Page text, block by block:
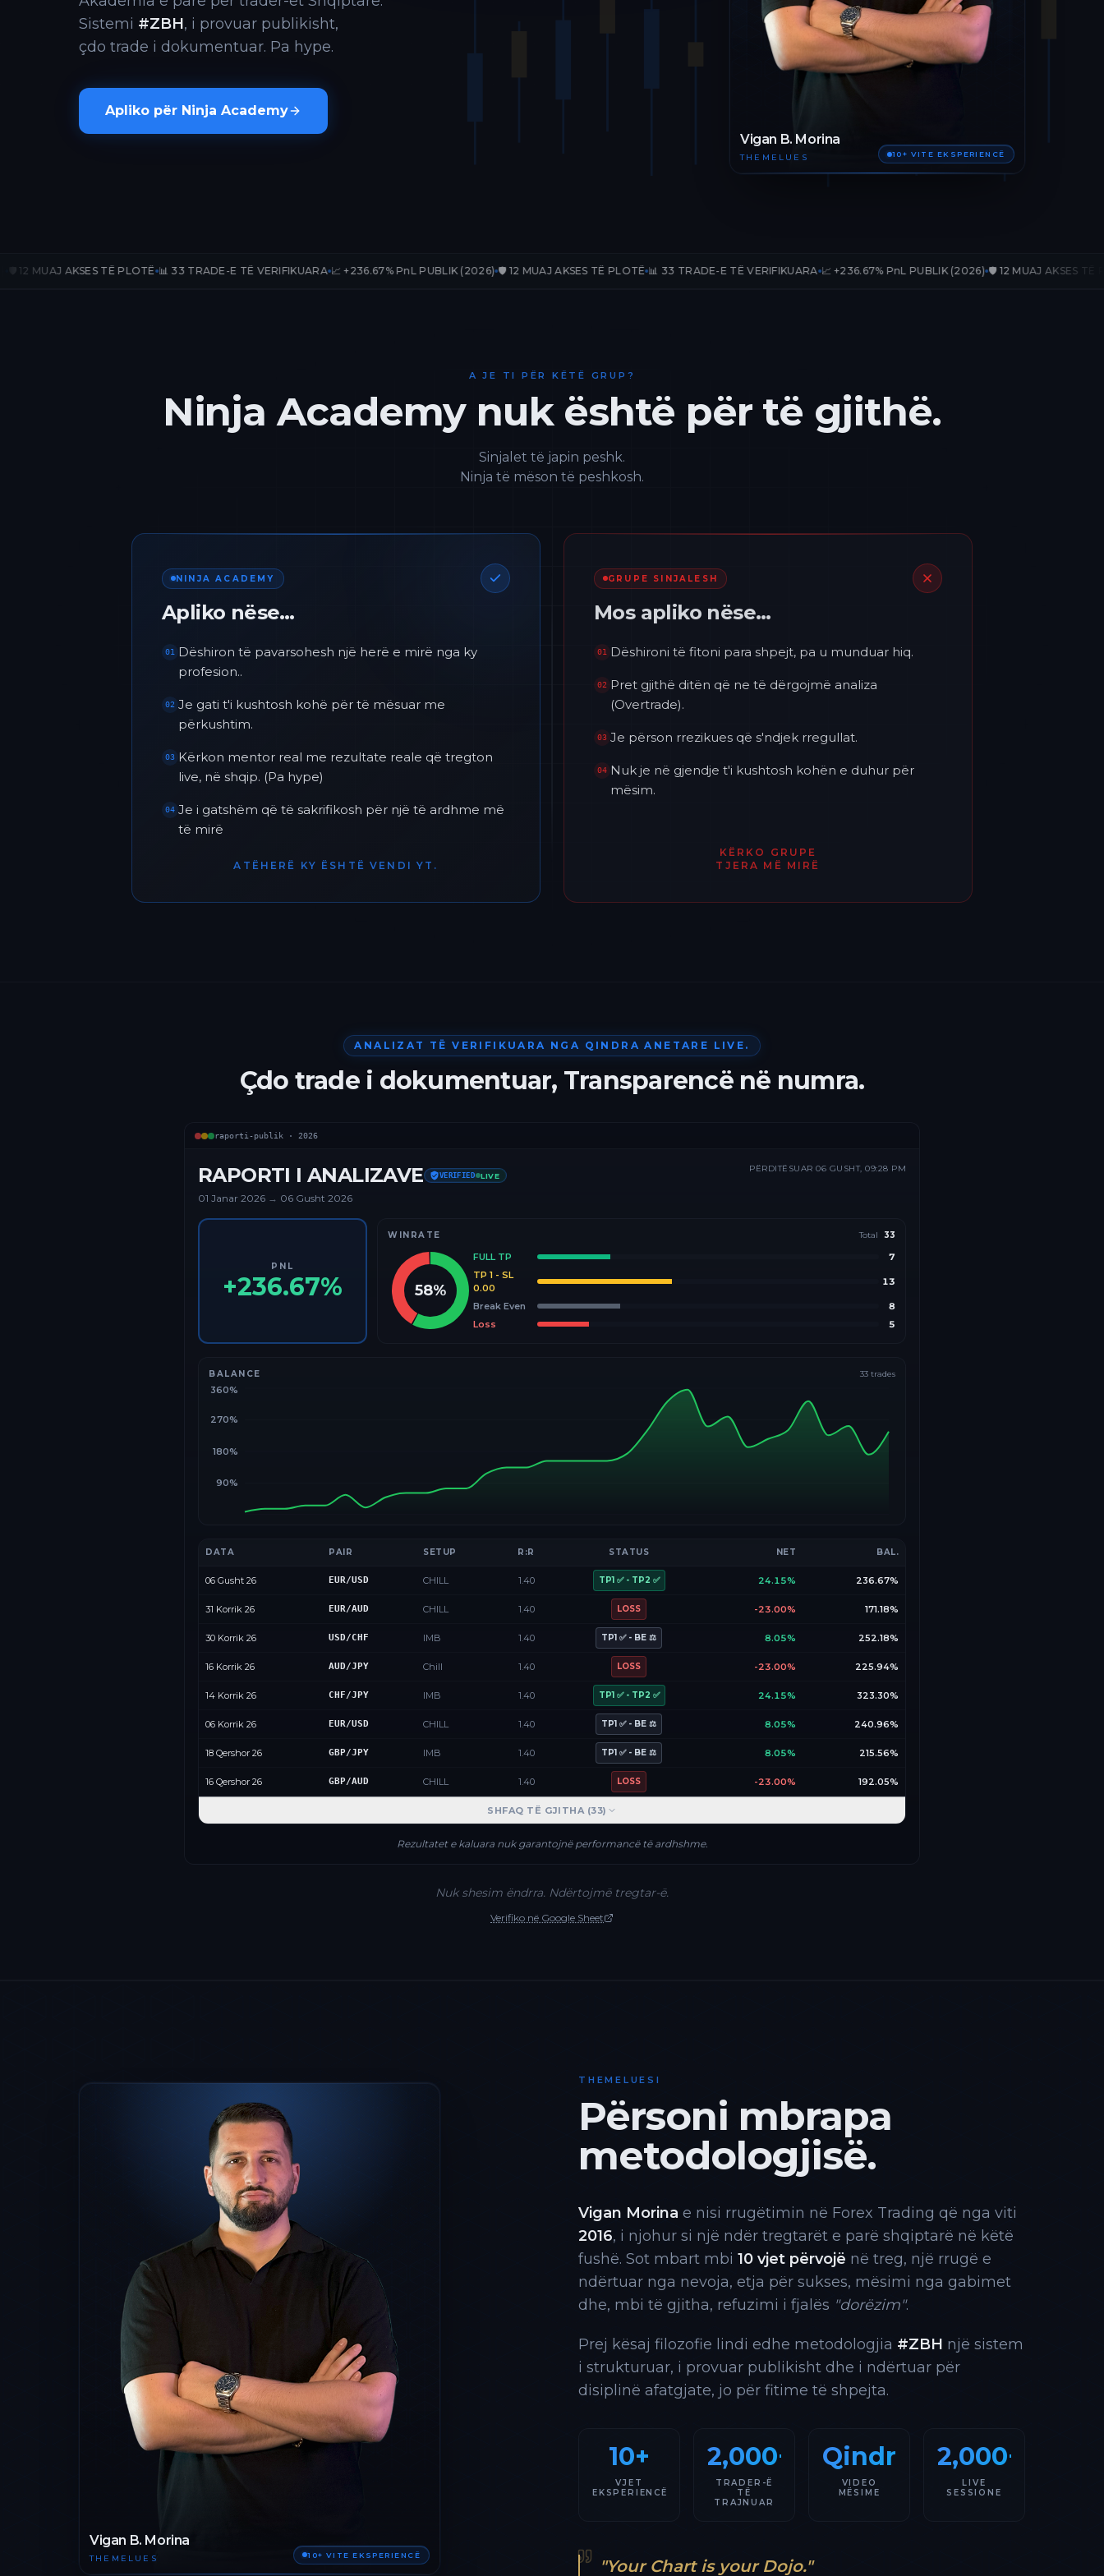
Vigan B. Morina
THEMELUES 10+ VITE EKSPERIENCË
Sistemi #ZBH, i provuar publikisht,
çdo trade i dokumentuar. Pa hype.
Apliko për Ninja Academy
TË PLOTË 📊 33 TRADE-E TË VERIFIKUARA 📈 +236.67% PnL PUBLIK (2026) 🛡️ 12 MUAJ AKSES TË PLOTË 📊 33 TRADE-E TË VERIFIKUARA 📈 +236.67% PnL PUBLIK (2026) 🛡️ 12 MUAJ AKSES TË PLOTË 📊 33
A JE TI PËR KËTË GRUP?
Ninja Academy nuk është për të gjithë.
Sinjalet të japin peshk.
Ninja të mëson të peshkosh.
GRUPE SINJALESH
Mos apliko nëse…
01 Dëshironi të fitoni para shpejt, pa u munduar hiq.
02 Pret gjithë ditën që ne të dërgojmë analiza
(Overtrade).
03 Je përson rrezikues që s'ndjek rregullat.
04 Nuk je në gjendje t'i kushtosh kohën e duhur për
mësim.
KËRKO GRUPE
TJERA MË MIRË
NINJA ACADEMY
Apliko nëse…
01
Dëshiron të pavarsohesh një herë e mirë nga ky
profesion..
02 Je gati t'i kushtosh kohë për të mësuar me
përkushtim.
03 Kërkon mentor real me rezultate reale që tregton
live, në shqip. (Pa hype)
04 Je i gatshëm që të sakrifikosh për një të ardhme më
të mirë
ATËHERË KY ËSHTË VENDI YT.
ANALIZAT TË VERIFIKUARA NGA QINDRA ANETARE LIVE.
Çdo trade i dokumentuar, Transparencë në numra.
raporti-publik · 2026
RAPORTI I ANALIZAVE VERIFIED LIVE
01 Janar 2026 → 06 Gusht 2026
PËRDITËSUAR 06 GUSHT, 09:28 PM
PNL
+236.67%
WINRATE Total 33
58%
FULL TP
7
TP 1 - SL
0.00
13
Break Even
8
Loss
5
BALANCE 33 trades
90%
180%
270%
360%
DATA PAIR SETUP R:R STATUS NET BAL.
06 Gusht 26 EUR/USD CHILL 1.40 TP1 ✅ - TP2 ✅ 24.15% 236.67%
31 Korrik 26 EUR/AUD CHILL 1.40 LOSS -23.00% 171.18%
30 Korrik 26 USD/CHF IMB 1.40 TP1 ✅ - BE ⚖️ 8.05% 252.18%
16 Korrik 26 AUD/JPY Chill 1.40 LOSS -23.00% 225.94%
14 Korrik 26 CHF/JPY IMB 1.40 TP1 ✅ - TP2 ✅ 24.15% 323.30%
06 Korrik 26 EUR/USD CHILL 1.40 TP1 ✅ - BE ⚖️ 8.05% 240.96%
18 Qershor 26 GBP/JPY IMB 1.40 TP1 ✅ - BE ⚖️ 8.05% 215.56%
16 Qershor 26 GBP/AUD CHILL 1.40 LOSS -23.00% 192.05%
SHFAQ TË GJITHA (33)
Rezultatet e kaluara nuk garantojnë performancë të ardhshme.
Nuk shesim ëndrra. Ndërtojmë tregtar-ë.
Verifiko në Google Sheet
Vigan B. Morina
THEMELUES 10+ VITE EKSPERIENCË
THEMELUESI
Përsoni mbrapa
metodologjisë.
Vigan Morina e nisi rrugëtimin në Forex Trading që nga viti
2016, i njohur si një ndër tregtarët e parë shqiptarë në këtë
fushë. Sot mbart mbi 10 vjet përvojë në treg, një rrugë e
ndërtuar nga nevoja, etja për sukses, mësimi nga gabimet
dhe, mbi të gjitha, refuzimi i fjalës "dorëzim".
Prej kësaj filozofie lindi edhe metodologjia #ZBH një sistem
i strukturuar, i provuar publikisht dhe i ndërtuar për
disiplinë afatgjate, jo për fitime të shpejta.
10+
VJET
EKSPERIENCË
2,000+
TRADER-Ë
TË
TRAJNUAR
Qindra
VIDEO
MËSIME
2,000+
LIVE
SESSIONE
"Your Chart is your Dojo."